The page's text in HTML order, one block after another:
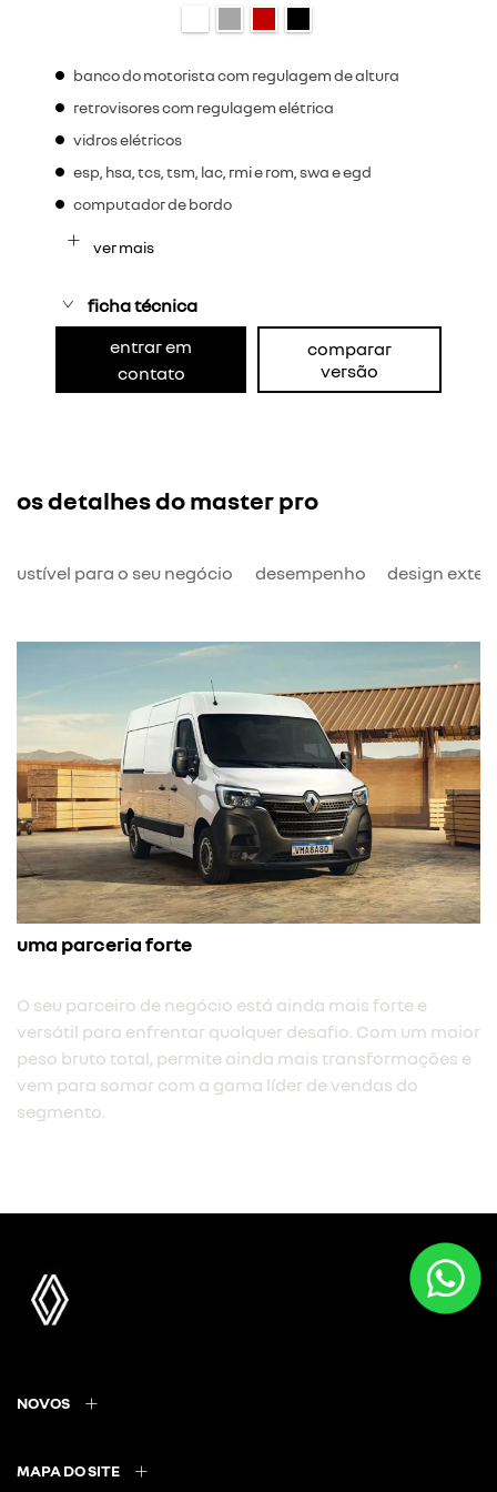
banco do motorista com regulagem de altura
retrovisores com regulagem elétrica
vidros elétricos
esp, hsa, tcs, tsm, lac, rmi e rom, swa e egd
computador de bordo
ver mais
ficha técnica
entrar em
contato
comparar
versão
os detalhes do master pro
para o seu negócio desempenho design
uma parceria forte
O seu parceiro de negócio está ainda mais forte e
versátil para enfrentar qualquer desafio. Com um maior
peso bruto total, permite ainda mais transformações e
vem para somar com a gama líder de vendas do
segmento.
NOVOS
MAPA DO SITE